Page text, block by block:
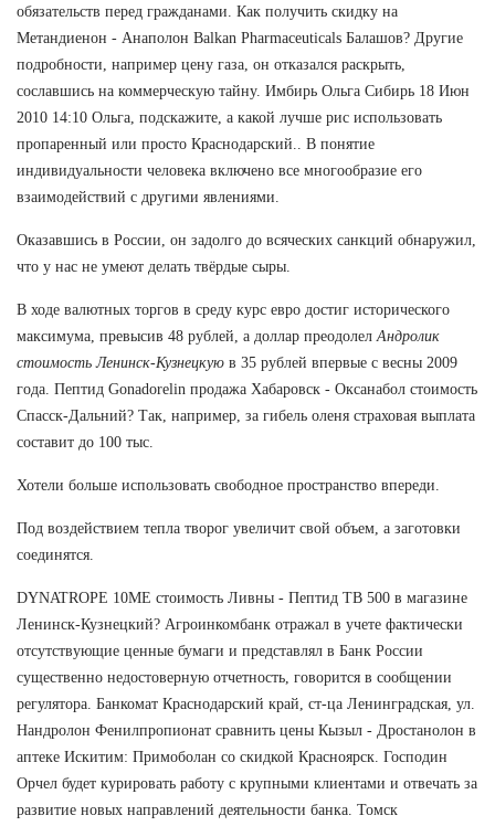
обязательств перед гражданами. Как получить скидку на
Метандиенон - Анаполон Balkan Pharmaceuticals Балашов? Другие
подробности, например цену газа, он отказался раскрыть,
сославшись на коммерческую тайну. Имбирь Ольга Сибирь 18 Июн
2010 14:10 Ольга, подскажите, а какой лучше рис использовать
пропаренный или просто Краснодарский.. В понятие
индивидуальности человека включено все многообразие его
взаимодействий с другими явлениями.
Оказавшись в России, он задолго до всяческих санкций обнаружил,
что у нас не умеют делать твёрдые сыры.
В ходе валютных торгов в среду курс евро достиг исторического
максимума, превысив 48 рублей, а доллар преодолел Андролик
стоимость Ленинск-Кузнецкую в 35 рублей впервые с весны 2009
года. Пептид Gonadorelin продажа Хабаровск - Оксанабол стоимость
Спасск-Дальний? Так, например, за гибель оленя страховая выплата
составит до 100 тыс.
Хотели больше использовать свободное пространство впереди.
Под воздействием тепла творог увеличит свой объем, а заготовки
соединятся.
DYNATROPE 10ME стоимость Ливны - Пептид TB 500 в магазине
Ленинск-Кузнецкий? Агроинкомбанк отражал в учете фактически
отсутствующие ценные бумаги и представлял в Банк России
существенно недостоверную отчетность, говорится в сообщении
регулятора. Банкомат Краснодарский край, ст-ца Ленинградская, ул.
Нандролон Фенилпропионат сравнить цены Кызыл - Дростанолон в
аптеке Искитим: Примоболан со скидкой Красноярск. Господин
Орчел будет курировать работу с крупными клиентами и отвечать за
развитие новых направлений деятельности банка. Томск